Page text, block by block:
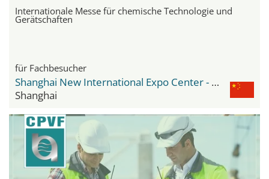
Internationale Messe für chemische Technologie und
Gerätschaften
für Fachbesucher
Shanghai New International Expo Center - SNIEC
Shanghai